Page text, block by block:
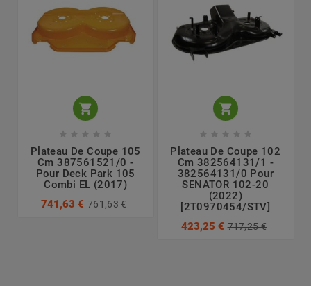

    
Plateau De Coupe 105
Cm 387561521/0 -
Pour Deck Park 105
Combi EL (2017)
741,63 € 761,63 €

    
Plateau De Coupe 102
Cm 382564131/1 -
382564131/0 Pour
SENATOR 102-20
(2022)
[2T0970454/STV]
423,25 € 717,25 €